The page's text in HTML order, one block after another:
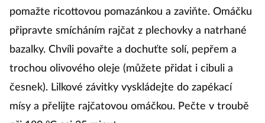
pomažte ricottovou pomazánkou a zaviňte. Omáčku
připravte smícháním rajčat z plechovky a natrhané
bazalky. Chvíli povařte a dochuťte solí, pepřem a
trochou olivového oleje (můžete přidat i cibuli a
česnek). Lilkové závitky vyskládejte do zapékací
mísy a přelijte rajčatovou omáčkou. Pečte v troubě